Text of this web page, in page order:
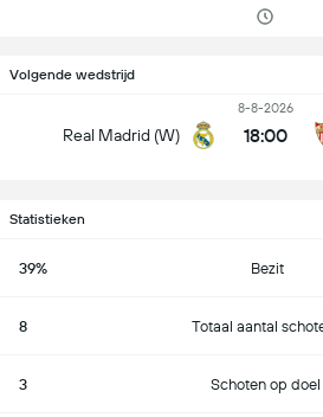
Volgende wedstrijd
Real Madrid (W)
8-8-2026
18:00
Statistieken
39% Bezit
8 Totaal aantal
3 Schoten op doel